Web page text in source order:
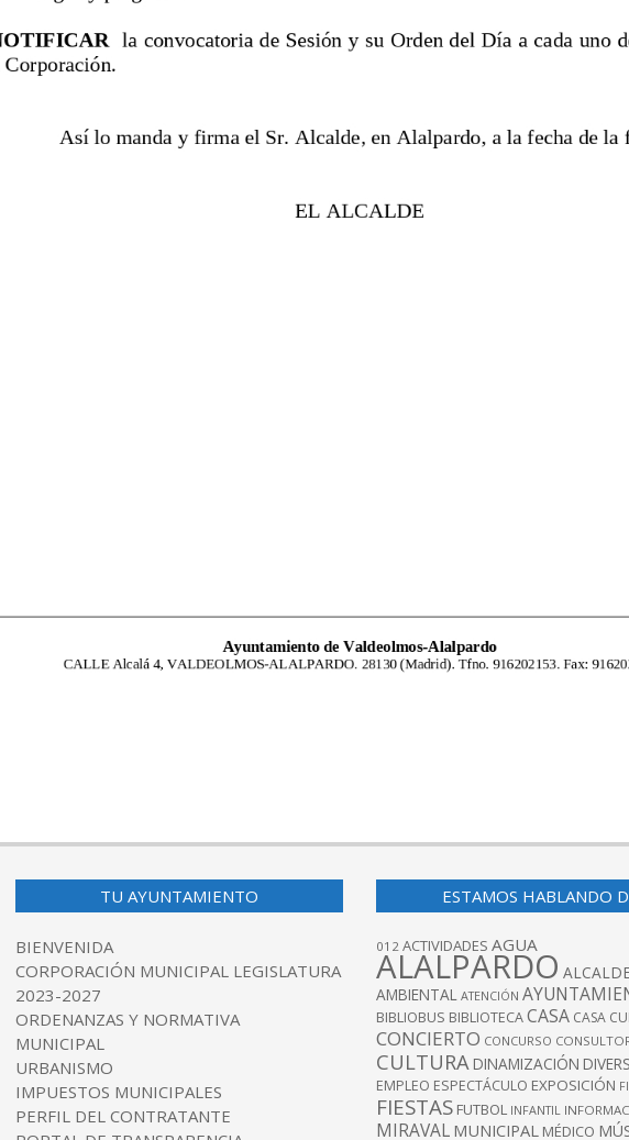
TU AYUNTAMIENTO
BIENVENIDA
CORPORACIÓN MUNICIPAL LEGISLATURA
2023-2027
ORDENANZAS Y NORMATIVA
MUNICIPAL
URBANISMO
IMPUESTOS MUNICIPALES
PERFIL DEL CONTRATANTE
ESTAMOS HABLANDO
012 ACTIVIDADES AGUA
ALALPARDO
AMBIENTAL ATENCIÓN
BIBLIOBUS BIBLIOTECACASA CASA
CONCIERTO CONCURSO
CULTURA DINAMIZACIÓN
EMPLEO ESPECTÁCULO EXPOSICIÓN
FIESTAS FUTBOL INFANTIL
MIRAVAL MUNICIPAL MÉDICO